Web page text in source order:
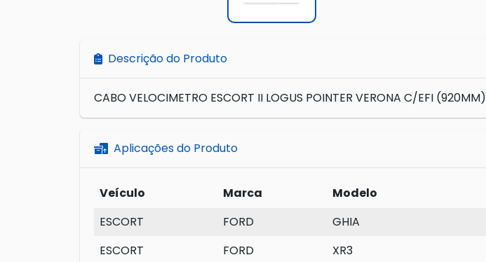
Descrição do Produto
CABO VELOCIMETRO ESCORT II LOGUS POINTER VERONA C/EFI (920MM)
Aplicações do Produto
Veículo Marca Modelo
ESCORT
FORD GHIA
ESCORT
FORD XR3